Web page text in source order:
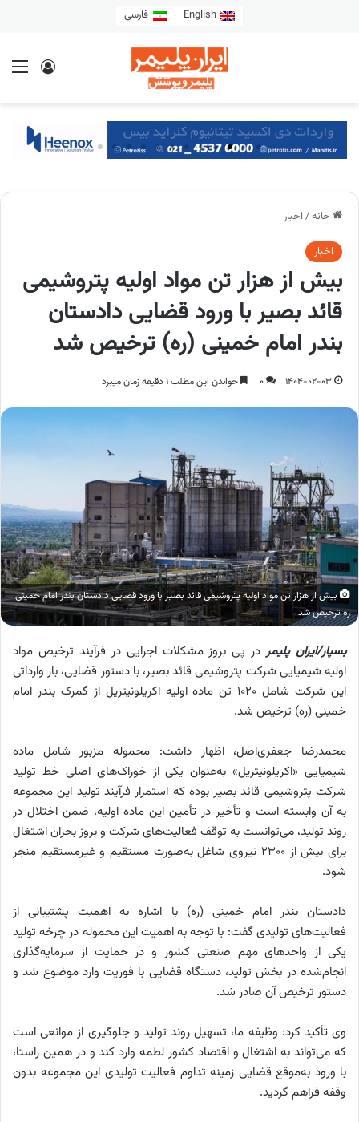
English فارسی
خانه/ اخبار
اخبار
بیش از هزار تن مواد اولیه پتروشیمی
قائد بصیر با ورود قضایی دادستان
بندر امام خمینی (ره) ترخیص شد
1404-02-03
0 خواندن این مطلب 1 دقیقه زمان میبرد
بیش از هزار تن مواد اولیه پتروشیمی قائد بصیر با ورود قضایی دادستان بندر امام خمینی
ره ترخیص شد
بسپار/ایران پلیمر در پی بروز مشکلات اجرایی در فرآیند ترخیص مواد
اولیه شیمیایی شرکت پتروشیمی قائد بصیر، با دستور قضایی، بار وارداتی
این شرکت شامل ۱۰۲۰ تن ماده اولیه اکریلونیتریل از گمرک بندر امام
خمینی (ره) ترخیص شد.
محمدرضا جعفری‌اصل، اظهار داشت: محموله مزبور شامل ماده
شیمیایی «اکریلونیتریل» به‌عنوان یکی از خوراک‌های اصلی خط تولید
شرکت پتروشیمی قائد بصیر بوده که استمرار فرآیند تولید این مجموعه
به آن وابسته است و تأخیر در تأمین این ماده اولیه، ضمن اختلال در
روند تولید، می‌توانست به توقف فعالیت‌های شرکت و بروز بحران اشتغال
برای بیش از ۲۳۰۰ نیروی شاغل به‌صورت مستقیم و غیرمستقیم منجر
شود.
دادستان بندر امام خمینی (ره) با اشاره به اهمیت پشتیبانی از
فعالیت‌های تولیدی گفت: با توجه به اهمیت این محموله در چرخه تولید
یکی از واحد‌های مهم صنعتی کشور و در حمایت از سرمایه‌گذاری
انجام‌شده در بخش تولید، دستگاه قضایی با فوریت وارد موضوع شد و
دستور ترخیص آن صادر شد.
وی تأکید کرد: وظیفه ما، تسهیل روند تولید و جلوگیری از موانعی است
که می‌تواند به اشتغال و اقتصاد کشور لطمه وارد کند و در همین راستا،
با ورود به‌موقع قضایی زمینه تداوم فعالیت تولیدی این مجموعه بدون
وقفه فراهم گردید.